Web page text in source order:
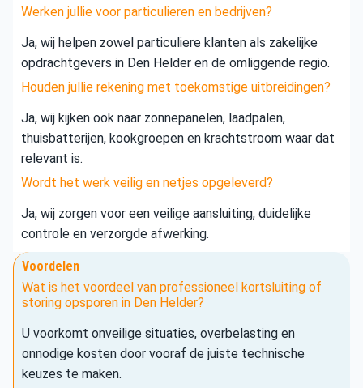
Werken jullie voor particulieren en bedrijven?
Ja, wij helpen zowel particuliere klanten als zakelijke
opdrachtgevers in Den Helder en de omliggende regio.
Houden jullie rekening met toekomstige uitbreidingen?
Ja, wij kijken ook naar zonnepanelen, laadpalen,
thuisbatterijen, kookgroepen en krachtstroom waar dat
relevant is.
Wordt het werk veilig en netjes opgeleverd?
Ja, wij zorgen voor een veilige aansluiting, duidelijke
controle en verzorgde afwerking.
Voordelen
Wat is het voordeel van professioneel kortsluiting of
storing opsporen in Den Helder?
U voorkomt onveilige situaties, overbelasting en
onnodige kosten door vooraf de juiste technische
keuzes te maken.